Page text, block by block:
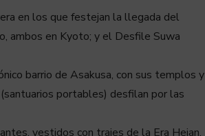
en los que festejan la llegada del
ambos en Kyoto; y el Desfile Suwa
barrio de Asakusa, con sus templos y
portables) desfilan por las
vestidos con trajes de la Era Heian,